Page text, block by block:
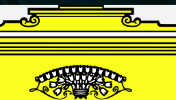
Andrè Schuen,
Baritone
Daniel Heide,
Piano